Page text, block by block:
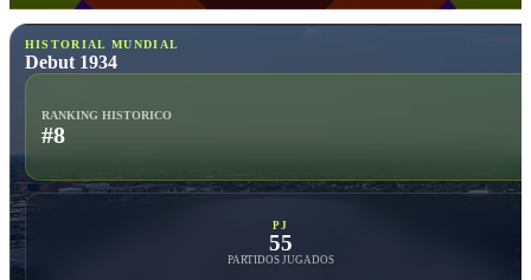
HISTORIAL MUNDIAL
Debut 1934
RANKING HISTORICO
#8
PJ
55
PARTIDOS JUGADOS